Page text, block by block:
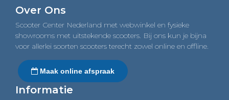
Over Ons
Scooter Center Nederland met webwinkel en fysieke
showrooms met uitstekende scooters. Bij ons kun je bijna
voor allerlei soorten scooters terecht zowel online en offline.
Maak online afspraak
Informatie